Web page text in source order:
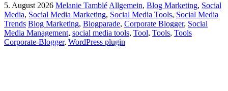
5. August 2026 Melanie Tamblé Allgemein, Blog Marketing, Social
Media, Social Media Marketing, Social Media Tools, Social Media
Trends Blog Marketing, Blogparade, Corporate Blogger, Social
Media Management, social media tools, Tool, Tools, Tools
Corporate-Blogger, WordPress plugin